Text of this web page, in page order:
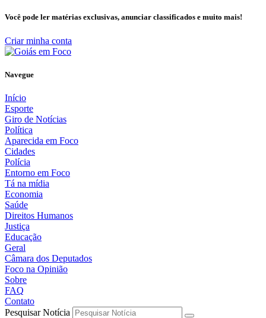
Você pode ler matérias exclusivas, anunciar classificados e muito mais!
Criar minha conta
Navegue
Início
Esporte
Giro de Notícias
Política
Aparecida em Foco
Cidades
Polícia
Entorno em Foco
Tá na mídia
Economia
Saúde
Direitos Humanos
Justiça
Educação
Geral
Câmara dos Deputados
Foco na Opinião
Sobre
FAQ
Contato
Pesquisar Notícia